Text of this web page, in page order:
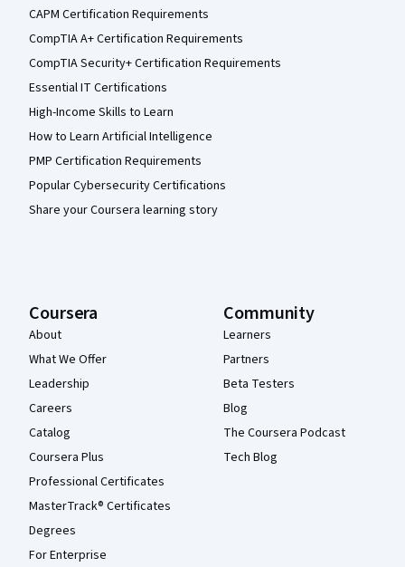
CAPM Certification Requirements
CompTIA A+ Certification Requirements
CompTIA Security+ Certification Requirements
Essential IT Certifications
High-Income Skills to Learn
How to Learn Artificial Intelligence
PMP Certification Requirements
Popular Cybersecurity Certifications
Share your Coursera learning story
Coursera
About
What We Offer
Leadership
Careers
Catalog
Coursera Plus
Professional Certificates
MasterTrack® Certificates
Degrees
For Enterprise
Community
Learners
Partners
Beta Testers
Blog
The Coursera Podcast
Tech Blog